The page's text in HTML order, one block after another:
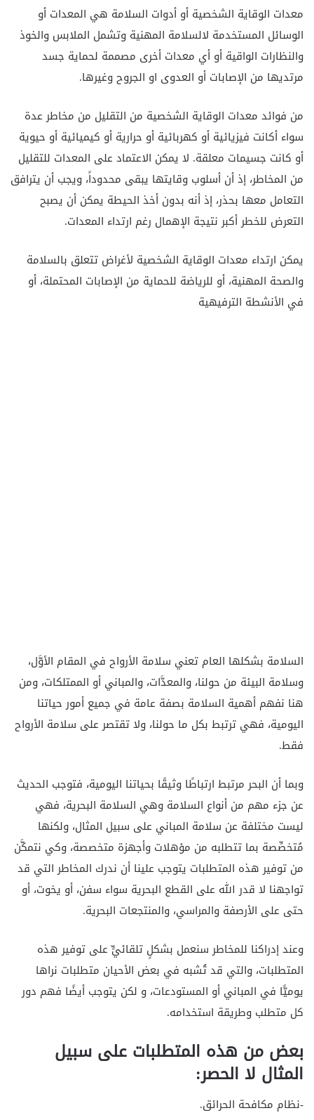
معدات الوقاية الشخصية أو أدوات السلامة هي المعدات أو
الوسائل المستخدمة لالسلامة المهنية وتشمل الملابس والخوذ
والنظارات الواقية أو أي معدات أخرى مصممة لحماية جسد
مرتديها من الإصابات أو العدوى او الجروح وغيرها.
من فوائد معدات الوقاية الشخصية من التقليل من مخاطر عدة
سواء أكانت فيزيائية أو كهربائية أو حرارية أو كيميائية أو حيوية
أو كانت جسيمات معلقة. لا يمكن الاعتماد على المعدات للتقليل
من المخاطر، إذ أن أسلوب وقايتها يبقى محدوداً، ويجب أن يترافق
التعامل معها بحذر، إذ أنه بدون أخذ الحيطة يمكن أن يصبح
التعرض للخطر أكبر نتيجة الإهمال رغم ارتداء المعدات.
يمكن ارتداء معدات الوقاية الشخصية لأغراض تتعلق بالسلامة
والصحة المهنية، أو للرياضة للحماية من الإصابات المحتملة، أو
في الأنشطة الترفيهية
السلامة بشكلها العام تعني سلامة الأرواح في المقام الأوَّل،
وسلامة البيئة من حولنا، والمعدَّات، والمباني أو الممتلكات، ومن
هنا نفهم أهمية السلامة بصفة عامة في جميع أمور حياتنا
اليومية، فهي ترتبط بكل ما حولنا، ولا تقتصر على سلامة الأرواح
فقط.
وبما أن البحر مرتبط ارتباطًا وثيقًا بحياتنا اليومية، فتوجب الحديث
عن جزء مهم من أنواع السلامة وهي السلامة البحرية، فهي
ليست مختلفة عن سلامة المباني على سبيل المثال، ولكنها
مُتخصِّصة بما تتطلبه من مؤهلات وأجهزة متخصصة، وكي نتمكَّن
من توفير هذه المتطلبات يتوجب علينا أن ندرك المخاطر التي قد
تواجهنا لا قدر الله على القطع البحرية سواء سفن، أو يخوت، أو
حتى على الأرصفة والمراسي، والمنتجعات البحرية.
وعند إدراكنا للمخاطر سنعمل بشكلٍ تلقائيٍّ على توفير هذه
المتطلبات، والتي قد تُشبه في بعض الأحيان متطلبات نراها
يوميًّا في المباني أو المستودعات، و لكن يتوجب أيضًا فهم دور
كل متطلب وطريقة استخدامه.
بعض من هذه المتطلبات على سبيل
المثال لا الحصر:
-نظام مكافحة الحرائق.